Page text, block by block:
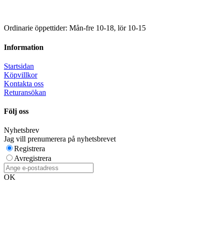
Ordinarie öppettider: Mån-fre 10-18, lör 10-15
Information
Startsidan
Köpvillkor
Kontakta oss
Returansökan
Följ oss
Nyhetsbrev
Jag vill prenumerera på nyhetsbrevet
Registrera
Avregistrera
OK